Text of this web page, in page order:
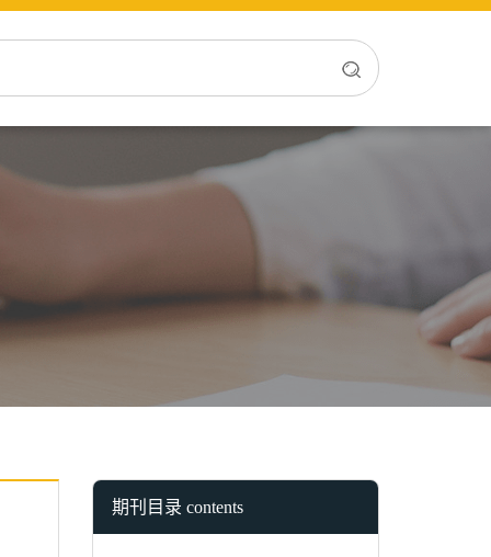
期刊目录 contents